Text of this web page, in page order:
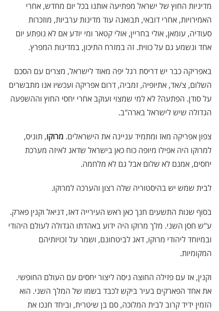
מדיניות החוץ של ישראל מפתיעה אותנו בכל יום מחדש, אחרי
האמירויות, אחרי דובאי, תבואנה עוד מדינות ערביות, מוזכרות
סעודיה, עומאן, אולי בחריין, אולי קטאר ומי יודע אם לא נופתע יום
אחד ונשמע גם על כווית. זה במזרח התיכון, במדינות המפרץ.
באפריקה כבר יש דריסת רגל יפה מאוד לישראל, מצרים עם הסכם
השלום, צ/אד, אתיופיה, זמביה, דרום אפריקה ועכשיו אנו מתבשרים
על סודן. הפתעה? לא למי שמצוי ועוקב אחרי יחסי החוץ וההשפעה
הגדולה שיש לישראל בארה"ב.
צפון אפריקה מאז ומתמיד עניינה את הישראלים. מרוקו, תוניס,
למרוקו היה אפילו מיופה כוח כאן בישראל שדאג לאיזה מערכת
יחסים, אמנם לא שלום אבל גם לא מלחמה.
לבית שמש יש בהיסטוריה שלה רצון והערכה למרוקו.
בסוף שנות התשעים חנך כאן ראש העירייה דאז, דניאל וקנין פארק.
ע"ש חסן השני. מלך מרוקו היה ידוע באהדתו הגדולה לעולם היהודי
ובמיוחד ליהודי מרוקו, דאג לביטחונם, ושמר על זכויותיהם
המקומיות.
וקנין, אז עם פזילה החוצה ניסה ליצור יחסים עם העולם החופשי.
את אחד הפארקים בעיר ביקש לכבד בשמו של המלך השני. הוא
הזמין ידיד קרוב לבית המלוכה, סם בן שיטרית, וביחד חנכו את